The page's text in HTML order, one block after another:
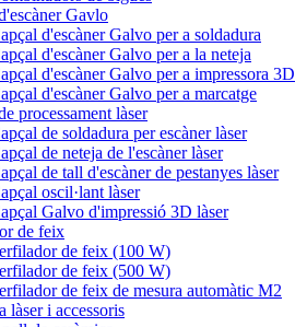
Gavlo
d'escàner Galvo per a soldadura
d'escàner Galvo per a la neteja
d'escàner Galvo per a impressora 3D
d'escàner Galvo per a marcatge
processament làser
de soldadura per escàner làser
de neteja de l'escàner làser
de tall d'escàner de pestanyes làser
oscil·lant làser
Galvo d'impressió 3D làser
de feix
de feix (100 W)
de feix (500 W)
de feix de mesura automàtic M2
làser i accessoris